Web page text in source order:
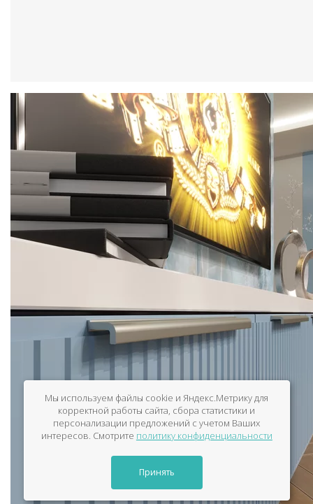
Мы используем файлы cookie и Яндекс.Метрику для
корректной работы сайта, сбора статистики и
персонализации предложений с учетом Ваших
интересов. Смотрите политику конфиденциальности
Принять